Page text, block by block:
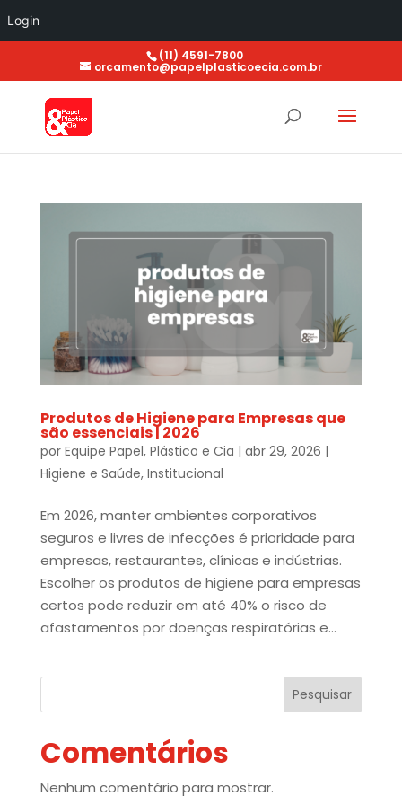
Login
(11) 4591-7800
orcamento@papelplasticoecia.com.br
Produtos de Higiene para Empresas que
são essenciais | 2026
por Equipe Papel, Plástico e Cia | abr 29, 2026 |
Higiene e Saúde, Institucional
Em 2026, manter ambientes corporativos
seguros e livres de infecções é prioridade para
empresas, restaurantes, clínicas e indústrias.
Escolher os produtos de higiene para empresas
certos pode reduzir em até 40% o risco de
afastamentos por doenças respiratórias e...
Pesquisar
Comentários
Nenhum comentário para mostrar.